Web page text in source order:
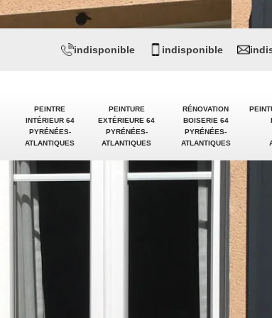
PEINTRE
INTÉRIEUR 64
PYRÉNÉES-
ATLANTIQUES
PEINTURE
EXTÉRIEURE 64
PYRÉNÉES-
ATLANTIQUES
RÉNOVATION
BOISERIE 64
PYRÉNÉES-
ATLANTIQUES
indisponible indisponible